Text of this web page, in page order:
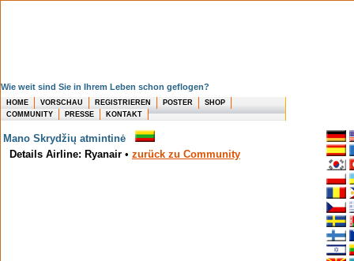
Wie weit sind Sie in Ihrem Leben schon geflogen?
HOME VORSCHAU REGISTRIEREN POSTER
SHOP
COMMUNITY
PRESSE KONTAKT
Mano Skrydžių atmintinė
Details Airline: Ryanair • zurück zu Community